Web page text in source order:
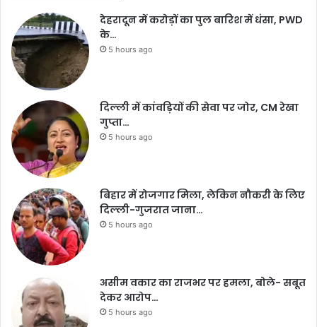
देहरादून में करोड़ों का पुल बारिश में धंसा, PWD
के…
5 hours ago
दिल्ली में कांवड़ियों की सेवा पर जोर, CM रेखा
गुप्ता…
5 hours ago
बिहार में रोजगार मिला, लेकिन नौकरी के लिए
दिल्ली-गुजरात जाना…
5 hours ago
असीम वकार का राजभर पर हमला, बोले- सबूत
देकर आरोप…
5 hours ago